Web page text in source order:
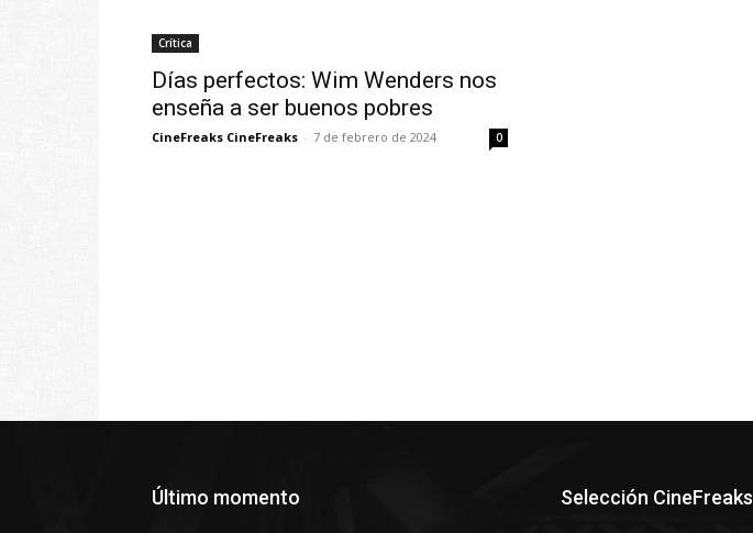
Crítica
Días perfectos: Wim Wenders nos
enseña a ser buenos pobres
CineFreaks CineFreaks - 7 de febrero de 2024 0
Último momento Selección CineFreaks